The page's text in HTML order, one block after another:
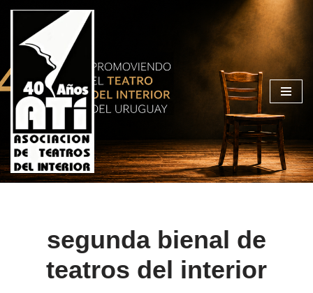
Skip
segunda bienal de
teatros del interior